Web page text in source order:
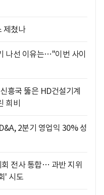
제쳤나
나선 이유는…"이번 사이
흥국 뚫은 HD건설기계
희비
2분기 영업익 30% 성
전사 통합… 과반 지위
' 시도